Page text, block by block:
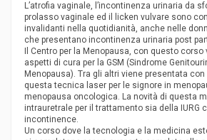
L’atrofia vaginale, l’incontinenza urinaria da
prolasso vaginale ed il licken vulvare sono
invalidanti nella quotidianità, anche nelle
che presentano incontinenza urinaria post
Il Centro per la Menopausa, con questo
aspetti di cura per la GSM (Sindrome
Menopausa). Tra gli altri viene presentata
questa tecnica laser per le signore in
menopausa oncologica. La novità di questa
intrauretrale per il trattamento sia della IURG
incontinence.
Un corso dove la tecnologia e la medicina